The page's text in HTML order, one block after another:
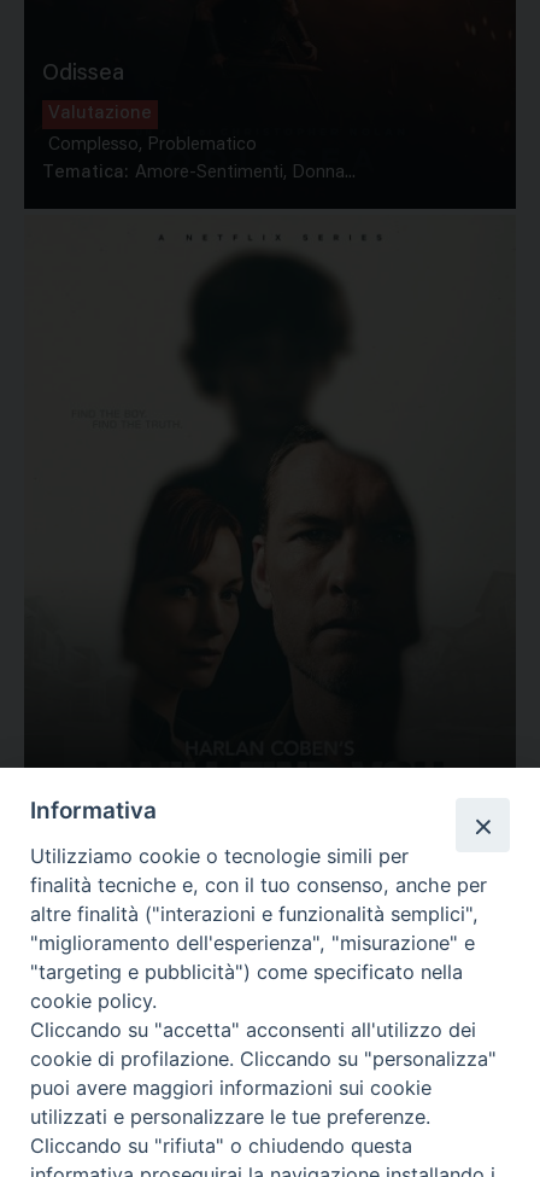
Odissea
Valutazione
Complesso, Problematico
Tematica: Amore-Sentimenti, Donna...
Valutazione
Complesso, Problematico
Tematica: Amore-Sentimenti, Carcere...
Contatti & Info
Informativa
Utilizziamo cookie o tecnologie simili per
finalità tecniche e, con il tuo consenso, anche per
altre finalità ("interazioni e funzionalità semplici",
"miglioramento dell'esperienza", "misurazione" e
"targeting e pubblicità") come specificato nella
cookie policy.
Cliccando su "accetta" acconsenti all'utilizzo dei
cookie di profilazione. Cliccando su "personalizza"
puoi avere maggiori informazioni sui cookie
utilizzati e personalizzare le tue preferenze.
Cliccando su "rifiuta" o chiudendo questa